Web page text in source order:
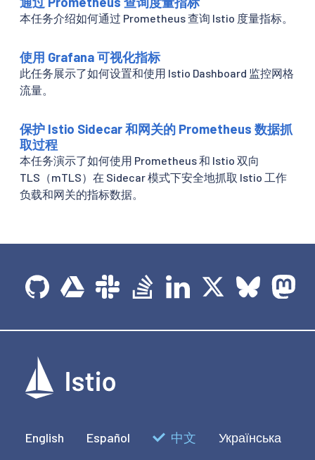
本任务介绍如何通过 Prometheus 查询 Istio 度量指标。
使用 Grafana 可视化指标
此任务展示了如何设置和使用 Istio Dashboard 监控网格
流量。
保护 Istio Sidecar 和网关的 Prometheus 数据抓
取过程
本任务演示了如何使用 Prometheus 和 Istio 双向
TLS（mTLS）在 Sidecar 模式下安全地抓取 Istio 工作
负载和网关的指标数据。
English Español 中文 Українська